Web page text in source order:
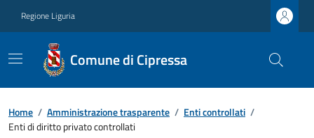
Regione Liguria
Comune di Cipressa
Home / Amministrazione trasparente / Enti controllati /
Enti di diritto privato controllati